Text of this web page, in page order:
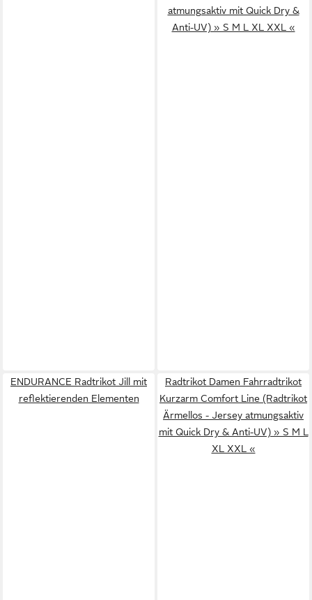
atmungsaktiv mit Quick Dry &
Anti-UV) » S M L XL XXL «
ENDURANCE Radtrikot Jill mit
reflektierenden Elementen
Radtrikot Damen Fahrradtrikot
Kurzarm Comfort Line (Radtrikot
Ärmellos - Jersey atmungsaktiv
mit Quick Dry & Anti-UV) » S M L
XL XXL «